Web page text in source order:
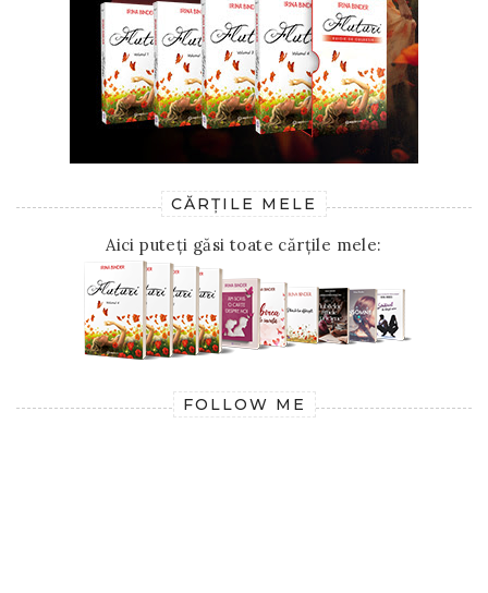
CĂRȚILE MELE
Aici puteți găsi toate cărțile mele:
FOLLOW ME